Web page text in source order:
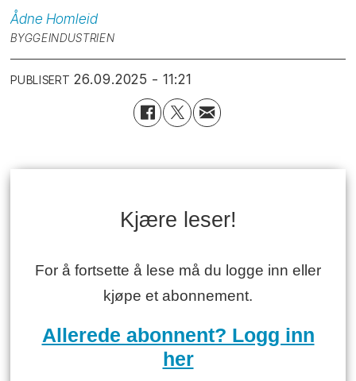
Ådne Homleid
BYGGEINDUSTRIEN
PUBLISERT 26.09.2025 - 11:21
Kjære leser!
For å fortsette å lese må du logge inn eller
kjøpe et abonnement.
Allerede abonnent? Logg inn
her